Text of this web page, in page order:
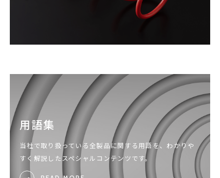
用語集
当社で取り扱っている全製品に関する用語を、わかりや
すく解説したスペシャルコンテンツです。